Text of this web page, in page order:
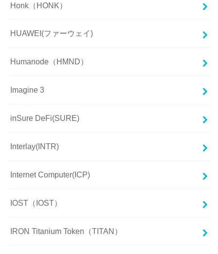
Honk（HONK）
HUAWEI(ファーウェイ)
Humanode（HMND）
Imagine 3
inSure DeFi(SURE)
Interlay(INTR)
Internet Computer(ICP)
IOST（IOST）
IRON Titanium Token（TITAN）